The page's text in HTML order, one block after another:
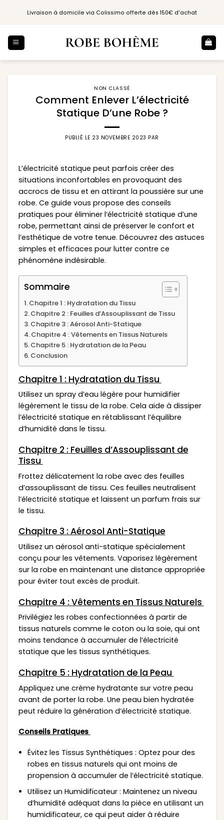
Livraison à domicile via Colissimo offerte dès 150€ d'achat
NON CLASSÉ
Comment Enlever L’électricité
Statique D’une Robe ?
PUBLIÉ LE 23 NOVEMBRE 2023 PAR
L’électricité statique peut parfois créer des
situations inconfortables en provoquant des
accrocs de tissu et en attirant la poussière sur une
robe. Ce guide vous propose des conseils
pratiques pour éliminer l’électricité statique d’une
robe, permettant ainsi de préserver le confort et
l’esthétique de votre tenue. Découvrez des astuces
simples et efficaces pour lutter contre ce
phénomène indésirable.
Sommaire
Chapitre 1 : Hydratation du Tissu
Chapitre 2 : Feuilles d’Assouplissant de Tissu
Chapitre 3 : Aérosol Anti-Statique
Chapitre 4 : Vêtements en Tissus Naturels
Chapitre 5 : Hydratation de la Peau
Conclusion
Chapitre 1 : Hydratation du Tissu
Utilisez un spray d’eau légère pour humidifier
légèrement le tissu de la robe. Cela aide à dissiper
l’électricité statique en rétablissant l’équilibre
d’humidité dans le tissu.
Chapitre 2 : Feuilles d’Assouplissant de
Tissu
Frottez délicatement la robe avec des feuilles
d’assouplissant de tissu. Ces feuilles neutralisent
l’électricité statique et laissent un parfum frais sur
le tissu.
Chapitre 3 : Aérosol Anti-Statique
Utilisez un aérosol anti-statique spécialement
conçu pour les vêtements. Vaporisez légèrement
sur la robe en maintenant une distance appropriée
pour éviter tout excès de produit.
Chapitre 4 : Vêtements en Tissus Naturels
Privilégiez les robes confectionnées à partir de
tissus naturels comme le coton ou la soie, qui ont
moins tendance à accumuler de l’électricité
statique que les tissus synthétiques.
Chapitre 5 : Hydratation de la Peau
Appliquez une crème hydratante sur votre peau
avant de porter la robe. Une peau bien hydratée
peut réduire la génération d’électricité statique.
Conseils Pratiques
Évitez les Tissus Synthétiques : Optez pour des
robes en tissus naturels qui ont moins de
propension à accumuler de l’électricité statique.
Utilisez un Humidificateur : Maintenez un niveau
d’humidité adéquat dans la pièce en utilisant un
humidificateur, ce qui peut aider à réduire